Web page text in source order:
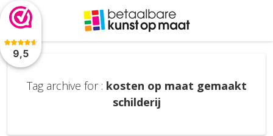
9,5
Tag archive for : kosten op maat gemaakt
schilderij
De waardering van www.betaalbarekunst.nl bij
is 9.5/10 gebaseerd op 2045 reviews.